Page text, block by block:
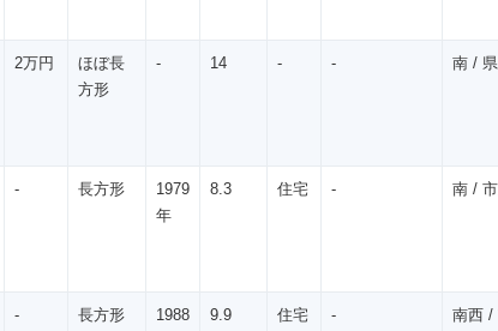
2万円
ほぼ長
方形
- 14 - - 南 /
- 長方形
1979
年
8.3 住宅 - 南 /
- 長方形
1988
9.9 住宅 - 南西 /